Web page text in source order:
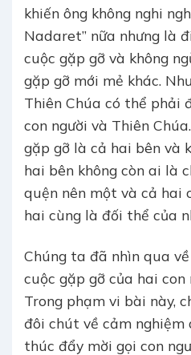
khiến ông không nghi
Nadaret” nữa nhưng là
cuộc gặp gỡ và không
gặp gỡ mới mẻ khác.
Thiên Chúa có thể phải
con người và Thiên
gặp gỡ là cả hai bên và
hai bên không còn ai là
quện nên một và cả hai
hai cùng là đối thể của
Chúng ta đã nhìn qua
cuộc gặp gỡ của hai con
Trong phạm vi bài này,
đôi chút về cảm nghiệm
thúc đẩy mời gọi con